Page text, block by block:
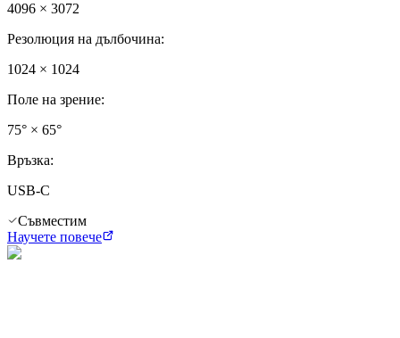
4096 × 3072
Резолюция на дълбочина:
1024 × 1024
Поле на зрение:
75° × 65°
Връзка:
USB-C
Съвместим
Научете повече